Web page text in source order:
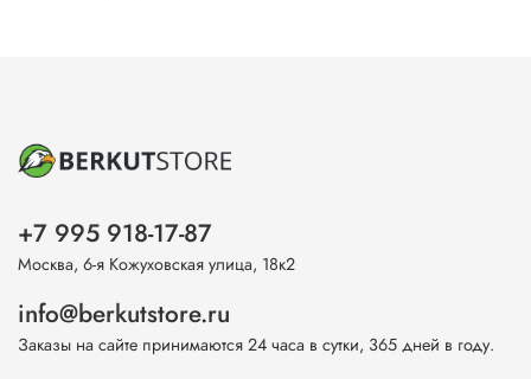
+7 995 918-17-87
Москва, 6-я Кожуховская улица, 18к2
info@berkutstore.ru
Заказы на сайте принимаются 24 часа в сутки, 365 дней в году.